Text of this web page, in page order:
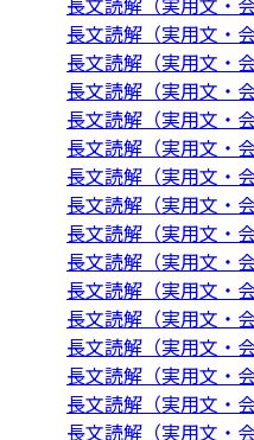
長文読解（実用文・
長文読解（実用文・
長文読解（実用文・
長文読解（実用文・
長文読解（実用文・
長文読解（実用文・
長文読解（実用文・
長文読解（実用文・
長文読解（実用文・
長文読解（実用文・
長文読解（実用文・
長文読解（実用文・
長文読解（実用文・
長文読解（実用文・
長文読解（実用文・